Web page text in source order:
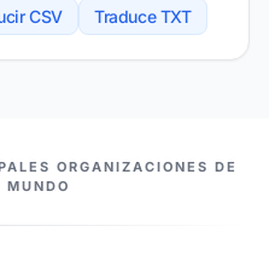
CSV Traduce TXT
ORGANIZACIONES DE
MUNDO